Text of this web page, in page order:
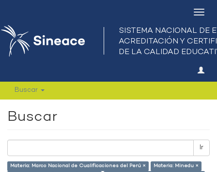
Buscar
Buscar
Ir
Materia: Marco Nacional de Cualificaciones del Perú ×
Materia: Minedu ×